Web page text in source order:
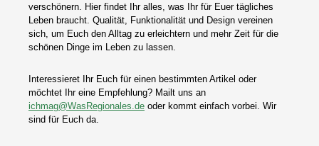
verschönern. Hier findet Ihr alles, was Ihr für Euer tägliches
Leben braucht. Qualität, Funktionalität und Design vereinen
sich, um Euch den Alltag zu erleichtern und mehr Zeit für die
schönen Dinge im Leben zu lassen.
Interessieret Ihr Euch für einen bestimmten Artikel oder
möchtet Ihr eine Empfehlung? Mailt uns an
ichmag@WasRegionales.de oder kommt einfach vorbei. Wir
sind für Euch da.